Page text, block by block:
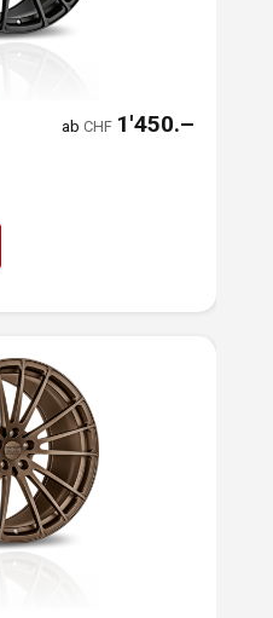
abCHF 1'450.–